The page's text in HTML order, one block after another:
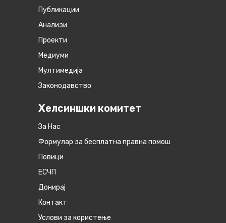
Публикации
Анализи
Проекти
Медиуми
Мултимедија
Законодавство
Хелсиншки комитет
За Нас
Формулар за бесплатна правна помош
Повици
ЕСЧП
Донирај
Контакт
Услови за користење